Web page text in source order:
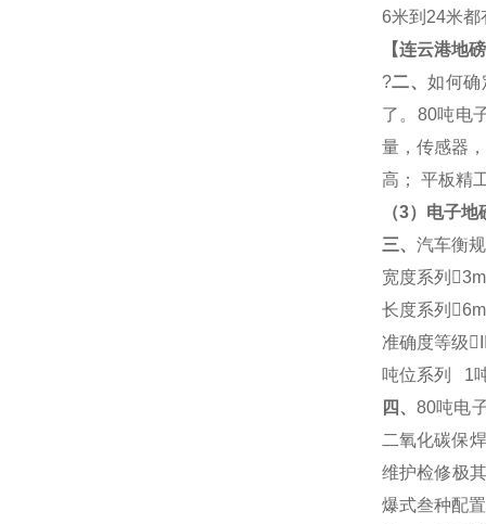
6米到 24米都
【连云港地
?二、如何确
了。 80吨电
量，传感器
高；
平板精
（3）电子地
三、 汽车衡
宽度系列
长度系列6m
准确度等级
吨位系列
1
四、 80吨电
二氧化碳保
维护检修极
爆式叁种配置